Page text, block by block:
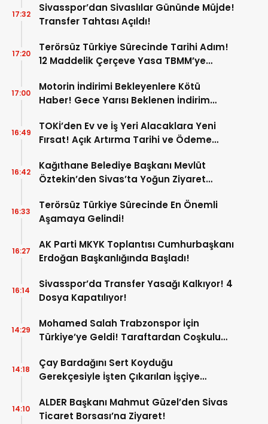
Sivasspor’dan Sivaslılar Gününde Müjde!
Transfer Tahtası Açıldı!
17:32
Terörsüz Türkiye Sürecinde Tarihi Adım!
12 Maddelik Çerçeve Yasa TBMM’ye
17:20
Motorin İndirimi Bekleyenlere Kötü
Haber! Gece Yarısı Beklenen İndirim
17:00
TOKİ’den Ev ve İş Yeri Alacaklara Yeni
Fırsat! Açık Artırma Tarihi ve Ödeme
16:49
Kağıthane Belediye Başkanı Mevlüt
Öztekin’den Sivas’ta Yoğun Ziyaret
16:42
Terörsüz Türkiye Sürecinde En Önemli
Aşamaya Gelindi!
16:33
AK Parti MKYK Toplantısı Cumhurbaşkanı
Erdoğan Başkanlığında Başladı!
16:27
Sivasspor’da Transfer Yasağı Kalkıyor! 4
Dosya Kapatılıyor!
16:14
Mohamed Salah Trabzonspor İçin
Türkiye’ye Geldi! Taraftardan Coşkulu
14:29
Çay Bardağını Sert Koyduğu
Gerekçesiyle İşten Çıkarılan İşçiye
14:18
ALDER Başkanı Mahmut Güzel’den Sivas
Ticaret Borsası’na Ziyaret!
14:10